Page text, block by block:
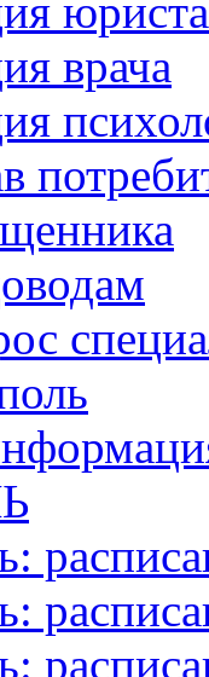
юриста
врача